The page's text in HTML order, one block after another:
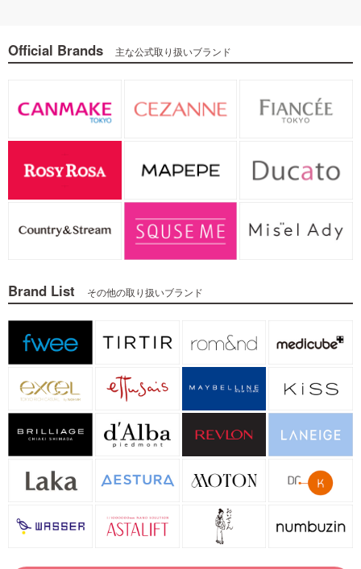
Official Brands 主な公式取り扱いブランド
Brand List その他の取り扱いブランド